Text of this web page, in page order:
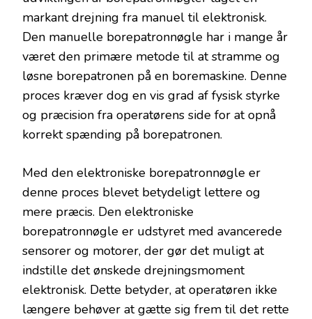
markant drejning fra manuel til elektronisk.
Den manuelle borepatronnøgle har i mange år
været den primære metode til at stramme og
løsne borepatronen på en boremaskine. Denne
proces kræver dog en vis grad af fysisk styrke
og præcision fra operatørens side for at opnå
korrekt spænding på borepatronen.
Med den elektroniske borepatronnøgle er
denne proces blevet betydeligt lettere og
mere præcis. Den elektroniske
borepatronnøgle er udstyret med avancerede
sensorer og motorer, der gør det muligt at
indstille det ønskede drejningsmoment
elektronisk. Dette betyder, at operatøren ikke
længere behøver at gætte sig frem til det rette